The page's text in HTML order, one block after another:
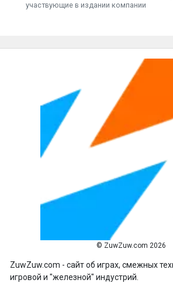
участвующие в издании компании
© ZuwZuw.com 2026
ZuwZuw.com - сайт об играх, смежных
игровой и "железной" индустрий.